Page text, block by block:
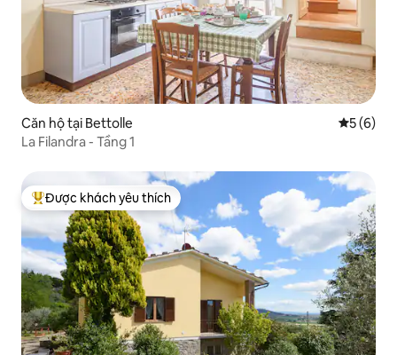
Căn hộ tại Bettolle Xếp5 (6)
La Filandra - Tầng 1
Được khách yêu thích nhất
Được khách yêu thích